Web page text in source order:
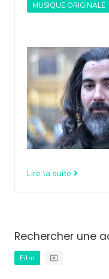
MUSIQUE ORIGINALE
Lire la suite
Rechercher une
Film